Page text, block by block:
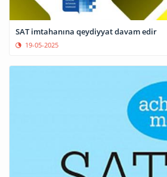
SAT imtahanına qeydiyyat davam edir
19-05-2025